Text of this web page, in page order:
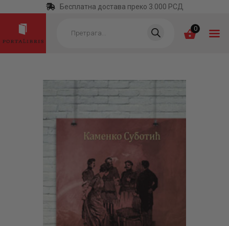
Бесплатна достава преко 3.000 РСД
search 0
ПОЧЕТНА
КАТЕГОРИЈЕ
НАЈПРОДАВАНИЈЕ
ОТРГНУТО ОД
ЗАБОРАВА
АУТОРИ
АКТУЕЛНОСТИ